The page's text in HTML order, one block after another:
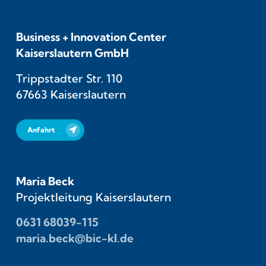
Business + Innovation Center
Kaiserslautern GmbH
Trippstadter Str. 110
67663 Kaiserslautern
Anfahrt
Maria Beck
Projektleitung Kaiserslautern
0631 68039-115
maria.beck@bic-kl.de